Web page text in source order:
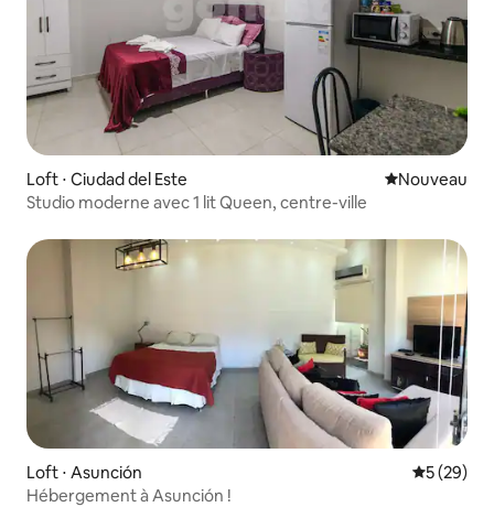
Loft ⋅ Ciudad del Este Nouvel
Nouveau
Studio moderne avec 1 lit Queen, centre-ville
Loft ⋅ Asunción
5 (29)
Hébergement à Asunción !